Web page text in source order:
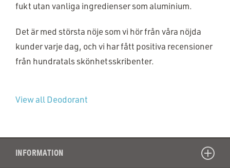
fukt utan vanliga ingredienser som aluminium.
Det är med största nöje som vi hör från våra nöjda
kunder varje dag, och vi har fått positiva recensioner
från hundratals skönhetsskribenter.
View all Deodorant
INFORMATION